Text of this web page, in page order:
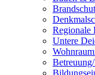
Regionale
Untere